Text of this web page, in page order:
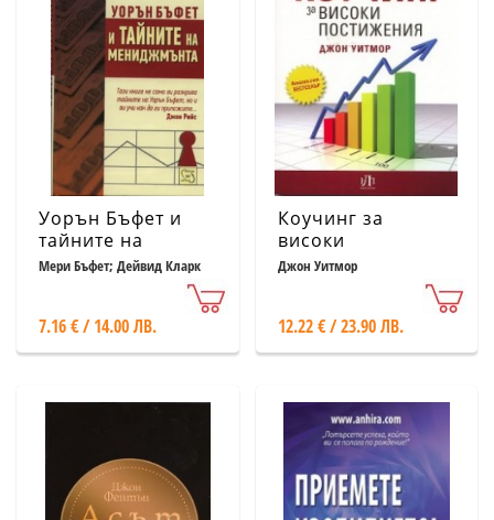
Уорън Бъфет и
тайните на
мениджмънта
Мери Бъфет; Дейвид Кларк
7.16 € / 14.00 ЛВ.
Коучинг за
високи
постижения
Джон Уитмор
12.22 € / 23.90 ЛВ.